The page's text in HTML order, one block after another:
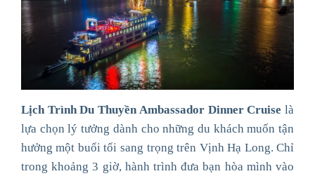
Lịch Trình Du Thuyền Ambassador Dinner Cruise là
lựa chọn lý tưởng dành cho những du khách muốn tận
hưởng một buổi tối sang trọng trên Vịnh Hạ Long. Chỉ
trong khoảng 3 giờ, hành trình đưa bạn hòa mình vào